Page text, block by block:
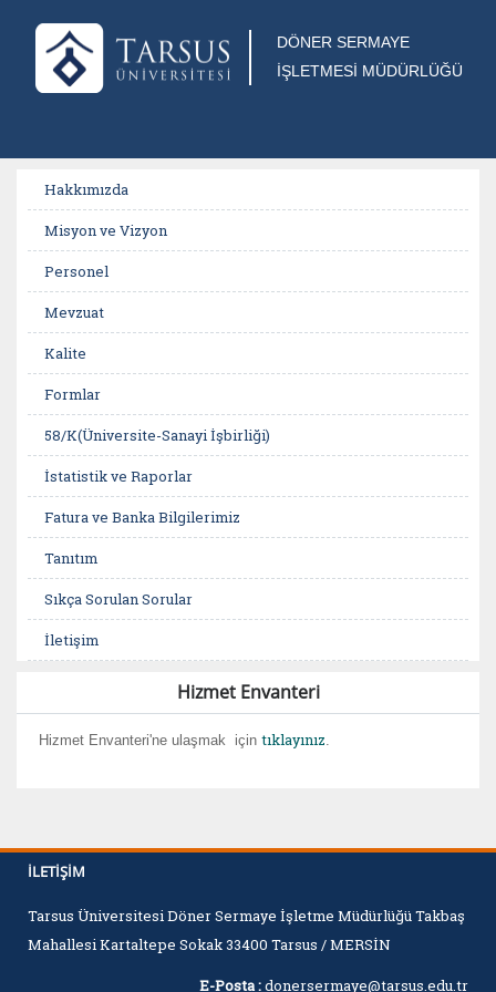
DÖNER SERMAYE
İŞLETMESİ MÜDÜRLÜĞÜ
Hakkımızda
Misyon ve Vizyon
Personel
Mevzuat
Kalite
Formlar
58/K(Üniversite-Sanayi İşbirliği)
İstatistik ve Raporlar
Fatura ve Banka Bilgilerimiz
Tanıtım
Sıkça Sorulan Sorular
İletişim
Hizmet Envanteri
Hizmet Envanteri'ne ulaşmak için tıklayınız.
İLETIŞIM
Tarsus Üniversitesi Döner Sermaye İşletme Müdürlüğü Takbaş
Mahallesi Kartaltepe Sokak 33400 Tarsus / MERSİN
E-Posta :donersermaye@tarsus.edu.tr